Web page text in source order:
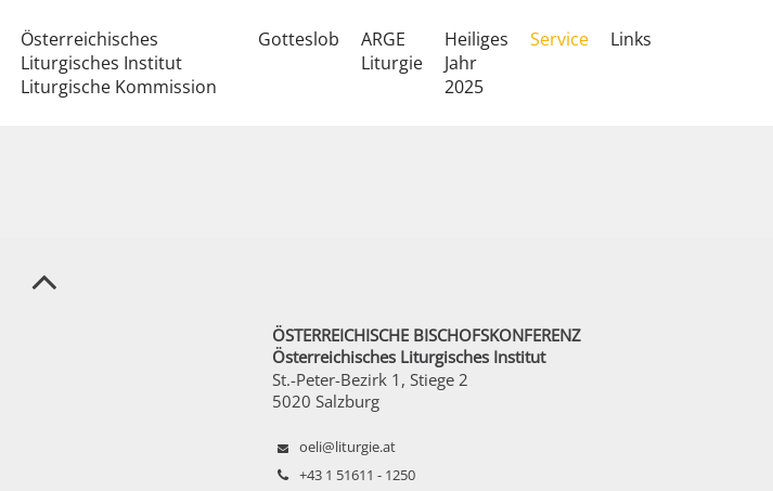
Österreichisches
Liturgisches Institut
Liturgische Kommission
Gotteslob
ARGE
Liturgie
Heiliges
Jahr
2025
Service Links
ÖSTERREICHISCHE BISCHOFSKONFERENZ
Österreichisches Liturgisches Institut
St.-Peter-Bezirk 1, Stiege 2
5020 Salzburg
oeli@liturgie.at
+43 1 51611 - 1250